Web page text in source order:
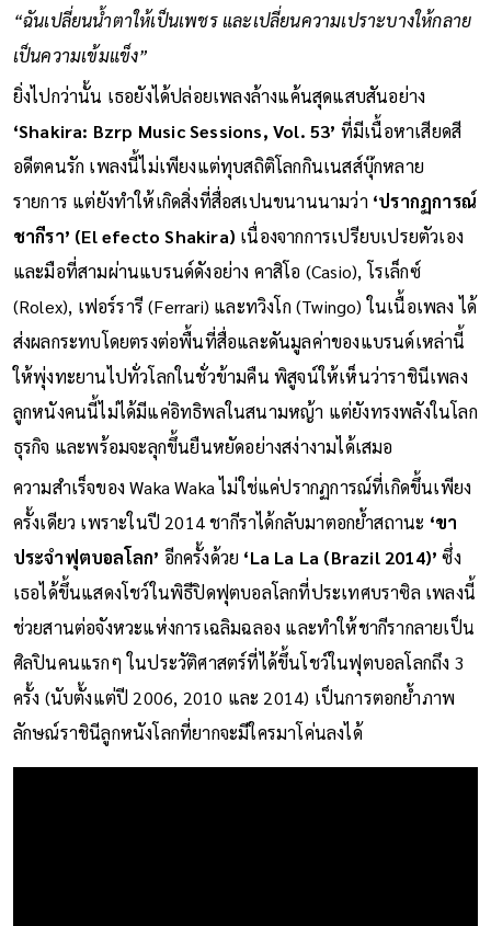
สะท้อนผ่านอัลบั้ม Las Mujeres Ya No Lloran โดยเธอกล่าวว่า
“ฉันเปลี่ยนน้ำตาให้เป็นเพชร และเปลี่ยนความเปราะบางให้กลาย
เป็นความเข้มแข็ง”
ยิ่งไปกว่านั้น เธอยังได้ปล่อยเพลงล้างแค้นสุดแสบสันอย่าง
‘Shakira: Bzrp Music Sessions, Vol. 53’ที่มีเนื้อหาเสียดสี
อดีตคนรัก เพลงนี้ไม่เพียงแต่ทุบสถิติโลกกินเนสส์บุ๊กหลาย
รายการ แต่ยังทำให้เกิดสิ่งที่สื่อสเปนขนานนามว่า‘ปรากฏการณ์
ชากีรา’ (El efecto Shakira)เนื่องจากการเปรียบเปรยตัวเอง
และมือที่สามผ่านแบรนด์ดังอย่าง คาสิโอ (Casio), โรเล็กซ์
(Rolex), เฟอร์รารี (Ferrari) และทวิงโก (Twingo) ในเนื้อเพลง ได้
ส่งผลกระทบโดยตรงต่อพื้นที่สื่อและดันมูลค่าของแบรนด์เหล่านี้
ให้พุ่งทะยานไปทั่วโลกในชั่วข้ามคืน พิสูจน์ให้เห็นว่าราชินีเพลง
ลูกหนังคนนี้ไม่ได้มีแค่อิทธิพลในสนามหญ้า แต่ยังทรงพลังในโลก
ธุรกิจ และพร้อมจะลุกขึ้นยืนหยัดอย่างสง่างามได้เสมอ
ความสำเร็จของ Waka Waka ไม่ใช่แค่ปรากฏการณ์ที่เกิดขึ้นเพียง
ครั้งเดียว เพราะในปี 2014 ชากีราได้กลับมาตอกย้ำสถานะ‘ขา
ประจำฟุตบอลโลก’อีกครั้งด้วย‘La La La (Brazil 2014)’ซึ่ง
เธอได้ขึ้นแสดงโชว์ในพิธีปิดฟุตบอลโลกที่ประเทศบราซิล เพลงนี้
ช่วยสานต่อจังหวะแห่งการเฉลิมฉลอง และทำให้ชากีรากลายเป็น
ศิลปินคนแรกๆ ในประวัติศาสตร์ที่ได้ขึ้นโชว์ในฟุตบอลโลกถึง 3
ครั้ง (นับตั้งแต่ปี 2006, 2010 และ 2014) เป็นการตอกย้ำภาพ